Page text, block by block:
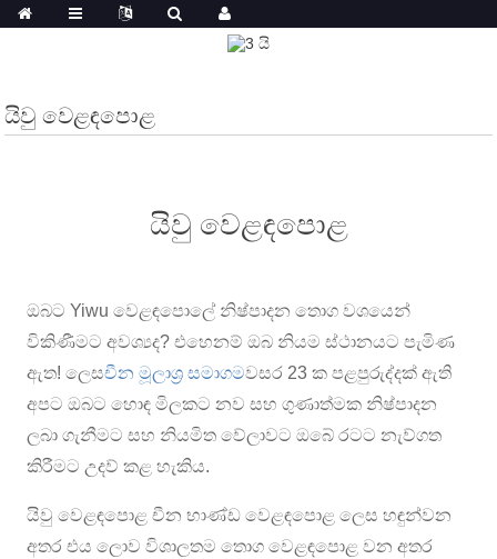
යිවු වෙළඳපොළ
යිවු වෙළඳපොළ
ඔබට Yiwu වෙළඳපොලේ නිෂ්පාදන තොග වශයෙන්
විකිණීමට අවශ්‍යද? එහෙනම් ඔබ නියම ස්ථානයට පැමිණ
ඇත! ලෙසචීන මූලාශ්‍ර සමාගමවසර 23 ක පළපුරුද්දක් ඇති
අපට ඔබට හොඳ මිලකට නව සහ ගුණාත්මක නිෂ්පාදන
ලබා ගැනීමට සහ නියමිත වේලාවට ඔබේ රටට නැව්ගත
කිරීමට උදව් කළ හැකිය.
යිවු වෙළඳපොළ චීන භාණ්ඩ වෙළඳපොළ ලෙස හඳුන්වන
අතර එය ලොව විශාලතම තොග වෙළඳපොළ වන අතර